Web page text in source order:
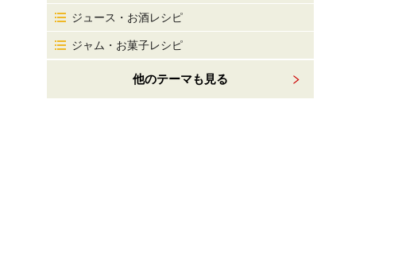
ジュース・お酒レシピ
ジャム・お菓子レシピ
他のテーマも見る